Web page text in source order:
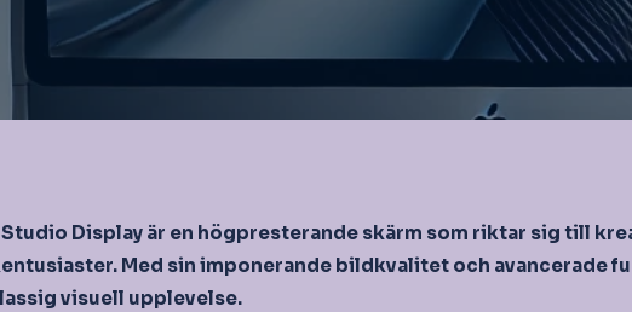
Display är en högpresterande skärm som riktar sig till
Med sin imponerande bildkvalitet och avancerade
visuell upplevelse.